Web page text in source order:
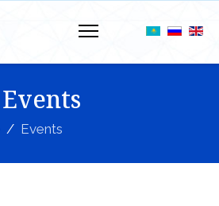
Events
Events